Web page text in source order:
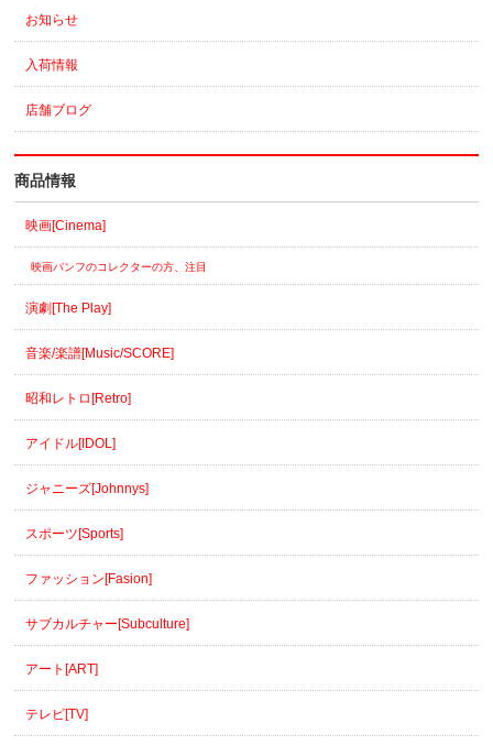
お知らせ
入荷情報
店舗ブログ
商品情報
映画[Cinema]
映画パンフのコレクターの方、注目
演劇[The Play]
音楽/楽譜[Music/SCORE]
昭和レトロ[Retro]
アイドル[IDOL]
ジャニーズ[Johnnys]
スポーツ[Sports]
ファッション[Fasion]
サブカルチャー[Subculture]
アート[ART]
テレビ[TV]